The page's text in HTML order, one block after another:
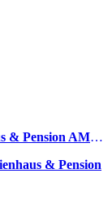
Pension AM BERG
& Pension